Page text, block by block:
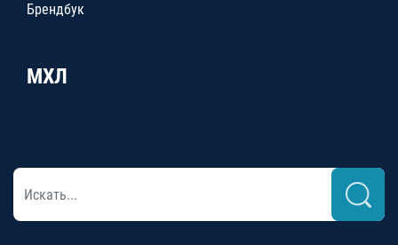
Брендбук
МХЛ